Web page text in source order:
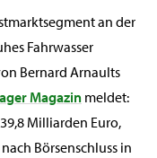
an der
Fahrwasser
Bernard Arnaults
Magazin meldet:
Milliarden Euro,
Börsenschluss in